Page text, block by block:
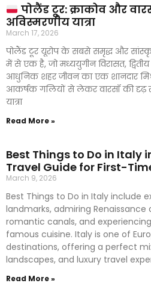
पोलैंड टूर: क्राकोव और
अविस्मरणीय यात्रा
March 17, 2026
पोलैंड टूर यूरोप के सबसे समृद्ध और
में से एक है, जो मध्ययुगीन विरासत,
आधुनिक शहर जीवन का एक शानदार
आकर्षक गलियों से लेकर वारसॉ की दृढ़
यात्रा
Read More »
Best Things to Do in Italy
Travel Guide for First-
March 9, 2026
Best Things to Do in Italy include
landmarks, admiring
romantic canals, and
famous cuisine. Italy is one of
destinations, offering a perfect
landscapes, and luxury travel
Read More »